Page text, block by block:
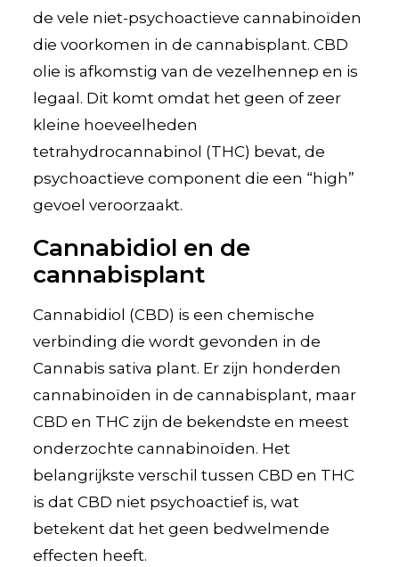
de vele niet-psychoactieve cannabinoïden
die voorkomen in de cannabisplant. CBD
olie is afkomstig van de vezelhennep en is
legaal. Dit komt omdat het geen of zeer
kleine hoeveelheden
tetrahydrocannabinol (THC) bevat, de
psychoactieve component die een “high”
gevoel veroorzaakt.
Cannabidiol en de
cannabisplant
Cannabidiol (CBD) is een chemische
verbinding die wordt gevonden in de
Cannabis sativa plant. Er zijn honderden
cannabinoïden in de cannabisplant, maar
CBD en THC zijn de bekendste en meest
onderzochte cannabinoïden. Het
belangrijkste verschil tussen CBD en THC
is dat CBD niet psychoactief is, wat
betekent dat het geen bedwelmende
effecten heeft.